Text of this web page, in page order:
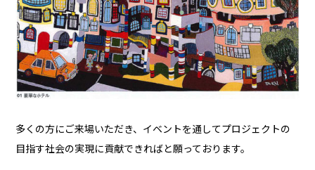
多くの方にご来場いただき、イベントを通してプロジェクトの
目指す社会の実現に貢献できればと願っております。